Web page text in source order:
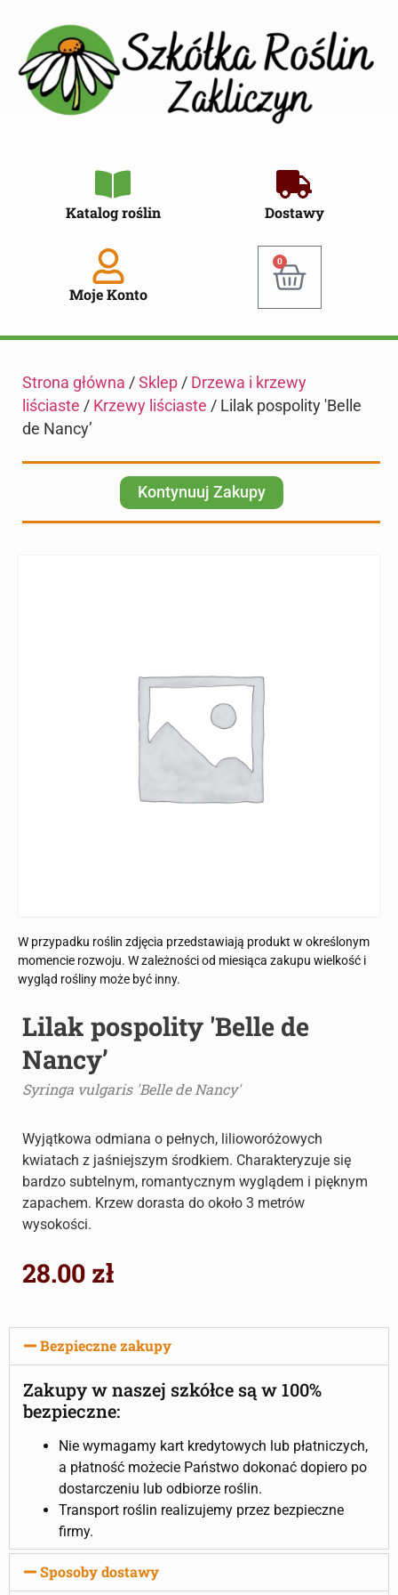
Katalog roślin Dostawy
Moje Konto
0
Strona główna / Sklep / Drzewa i krzewy
liściaste / Krzewy liściaste / Lilak pospolity 'Belle
de Nancy’
Kontynuuj Zakupy
W przypadku roślin zdjęcia przedstawiają produkt w określonym
momencie rozwoju. W zależności od miesiąca zakupu wielkość i
wygląd rośliny może być inny.
Lilak pospolity 'Belle de
Nancy’
Syringa vulgaris 'Belle de Nancy'
Wyjątkowa odmiana o pełnych, lilioworóżowych
kwiatach z jaśniejszym środkiem. Charakteryzuje się
bardzo subtelnym, romantycznym wyglądem i pięknym
zapachem. Krzew dorasta do około 3 metrów
wysokości.
28.00 zł
Bezpieczne zakupy
Zakupy w naszej szkółce są w 100%
bezpieczne:
Nie wymagamy kart kredytowych lub płatniczych,
a płatność możecie Państwo dokonać dopiero po
dostarczeniu lub odbiorze roślin.
Transport roślin realizujemy przez bezpieczne
firmy.
Sposoby dostawy